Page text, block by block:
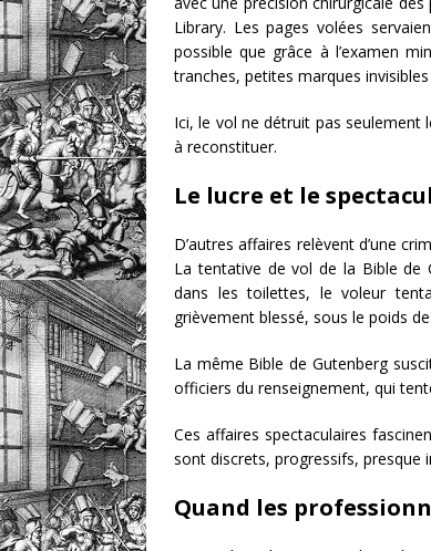
Library. Les pages volées
possible que grâce à l’examen
tranches, petites marques
Ici, le vol ne détruit pas seulement
à reconstituer.
Le lucre et le
D’autres affaires relèvent d’une
La tentative de vol de la Bible de
dans les toilettes, le voleur
grièvement blessé, sous le poids
La même Bible de Gutenberg
officiers du renseignement, qui
Ces affaires spectaculaires
sont discrets, progressifs, presque
Quand les